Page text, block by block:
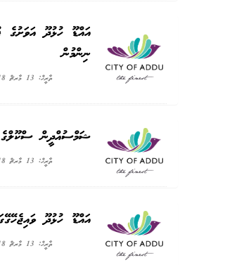
އައްޑޫ ހުޅުދޫ އަވަށުގެ
ނިންމުން
ތާރީޚް: 13 މާރޗް 2018
ޝަމްސުއްދީން ސްކޫލްގެ
ތާރީޚް: 13 މާރޗް 2018
އައްޑޫ ހުޅުދޫ
ތާރީޚް: 13 މާރޗް 2018